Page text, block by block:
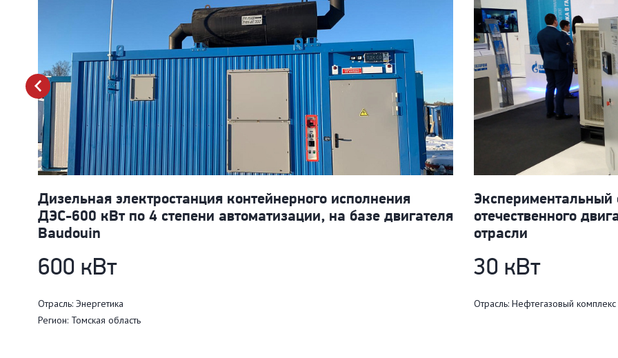
Дизельная электростанция контейнерного исполнения
ДЭС-600 кВт по 4 степени автоматизации, на базе двигателя
Baudouin
600 кВт
Отрасль: Энергетика
Регион: Томская область
Экспериментальный
отечественного
отрасли
30 кВт
Отрасль: Нефтегазовый комплекс
prev